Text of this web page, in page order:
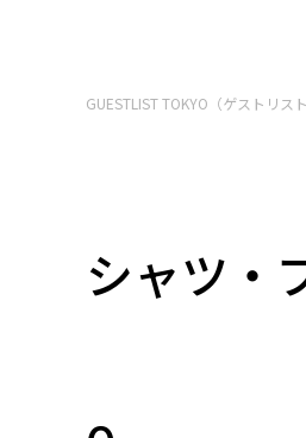
GUESTLIST TOKYO（ゲストリス
シャツ・